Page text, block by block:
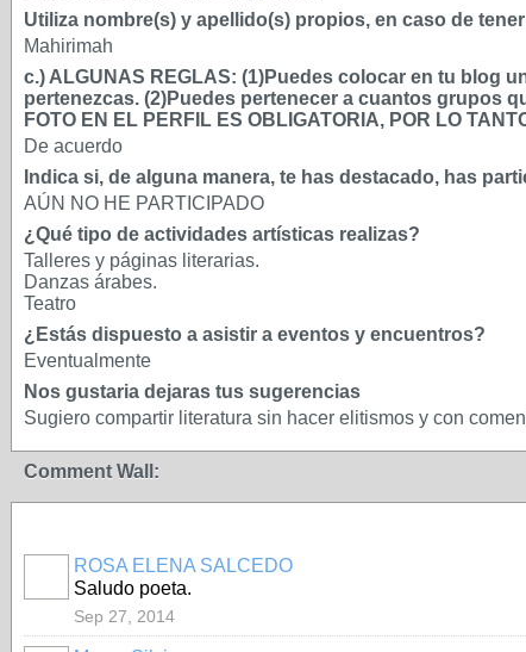
Utiliza nombre(s) y apellido(s) propios, en caso de
Mahirimah
c.) ALGUNAS REGLAS: (1)Puedes colocar en tu blog
pertenezcas. (2)Puedes pertenecer a cuantos grupos
FOTO EN EL PERFIL ES OBLIGATORIA, POR LO
De acuerdo
Indica si, de alguna manera, te has destacado, has
AÚN NO HE PARTICIPADO
¿Qué tipo de actividades artísticas realizas?
Talleres y páginas literarias.
Danzas árabes.
Teatro
¿Estás dispuesto a asistir a eventos y encuentros?
Eventualmente
Nos gustaria dejaras tus sugerencias
Sugiero compartir literatura sin hacer elitismos y con
Comment Wall:
ROSA ELENA SALCEDO
Saludo poeta.
Sep 27, 2014